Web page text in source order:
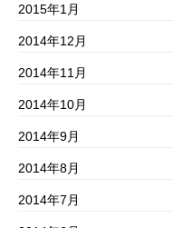
2015年1月
2014年12月
2014年11月
2014年10月
2014年9月
2014年8月
2014年7月